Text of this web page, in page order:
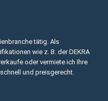
tätig. Als
wie z. B. der DEKRA
oder vermiete ich Ihre
und preisgerecht.